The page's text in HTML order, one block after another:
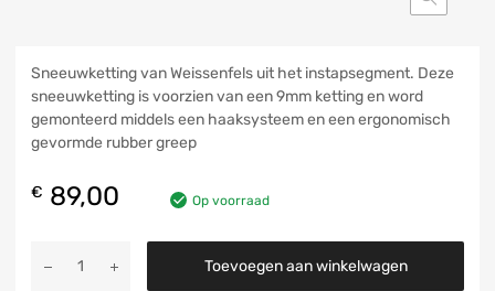
Sneeuwketting van Weissenfels uit het instapsegment. Deze
sneeuwketting is voorzien van een 9mm ketting en word
gemonteerd middels een haaksysteem en een ergonomisch
gevormde rubber greep
€ 89,00 Op voorraad
Toevoegen aan winkelwagen